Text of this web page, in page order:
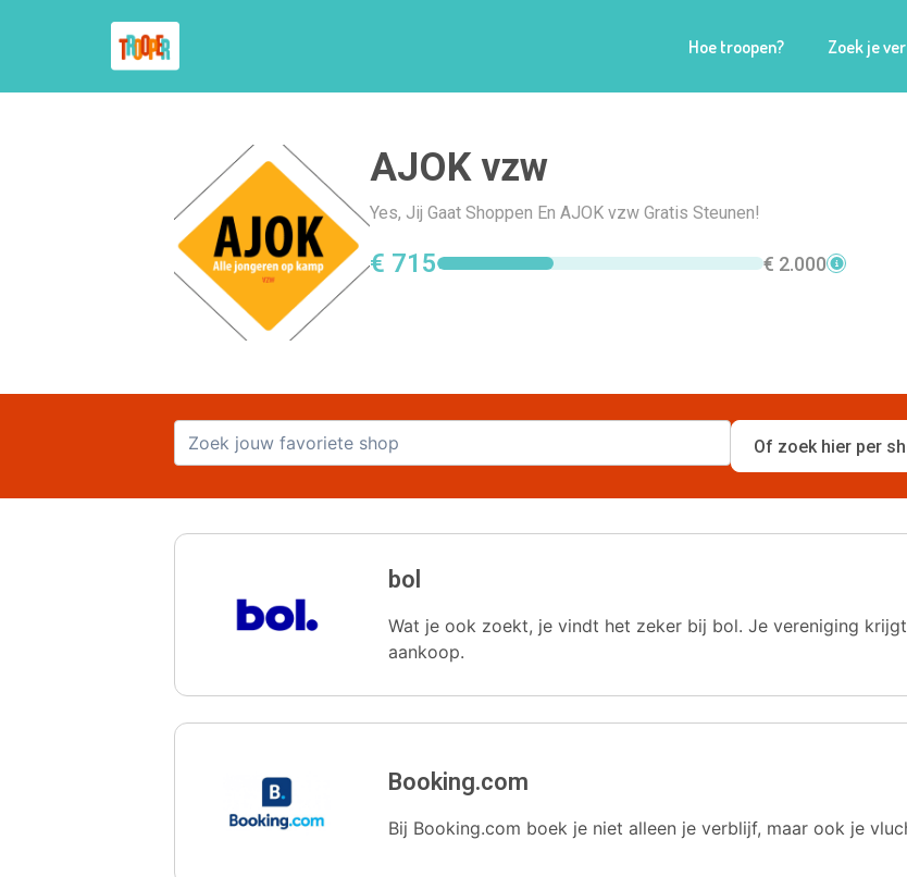
Hoe troopen? Zoek je
AJOK vzw
Yes, Jij Gaat Shoppen En AJOK vzw Gratis Steunen!
€ 715 € 2.000
bol
Wat je ook zoekt, je vindt het zeker bij bol. Je vereniging
aankoop.
Booking.com
Bij Booking.com boek je niet alleen je verblijf, maar ook je